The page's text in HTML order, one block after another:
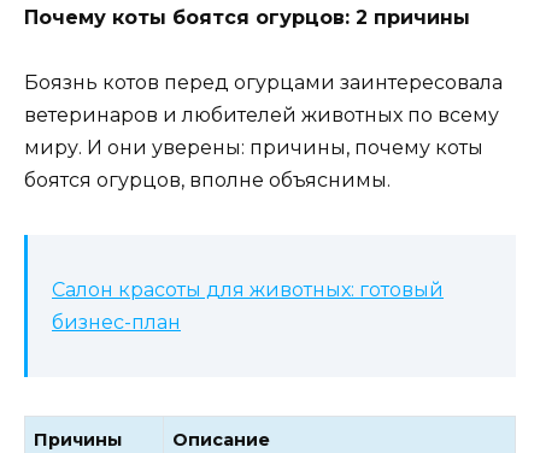
Почему коты боятся огурцов: 2 причины
Боязнь котов перед огурцами заинтересовала
ветеринаров и любителей животных по всему
миру. И они уверены: причины, почему коты
боятся огурцов, вполне объяснимы.
Салон красоты для животных: готовый
бизнес-план
Причины Описание